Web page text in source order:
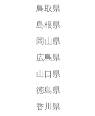
鳥取県
島根県
岡山県
広島県
山口県
徳島県
香川県